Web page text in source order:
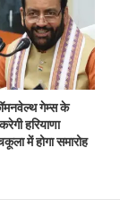
गेम्स के
हरियाणा
में होगा समारोह